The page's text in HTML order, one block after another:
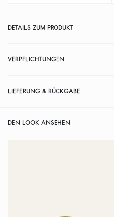
DETAILS ZUM PRODUKT
VERPFLICHTUNGEN
LIEFERUNG & RÜCKGABE
DEN LOOK ANSEHEN